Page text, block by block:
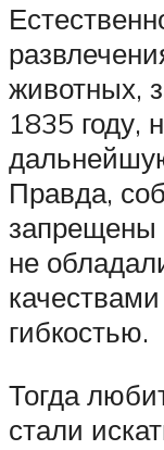
животных,
1835 году,
Правда,
запрещены
не
гибкостью.
Тогда
стали